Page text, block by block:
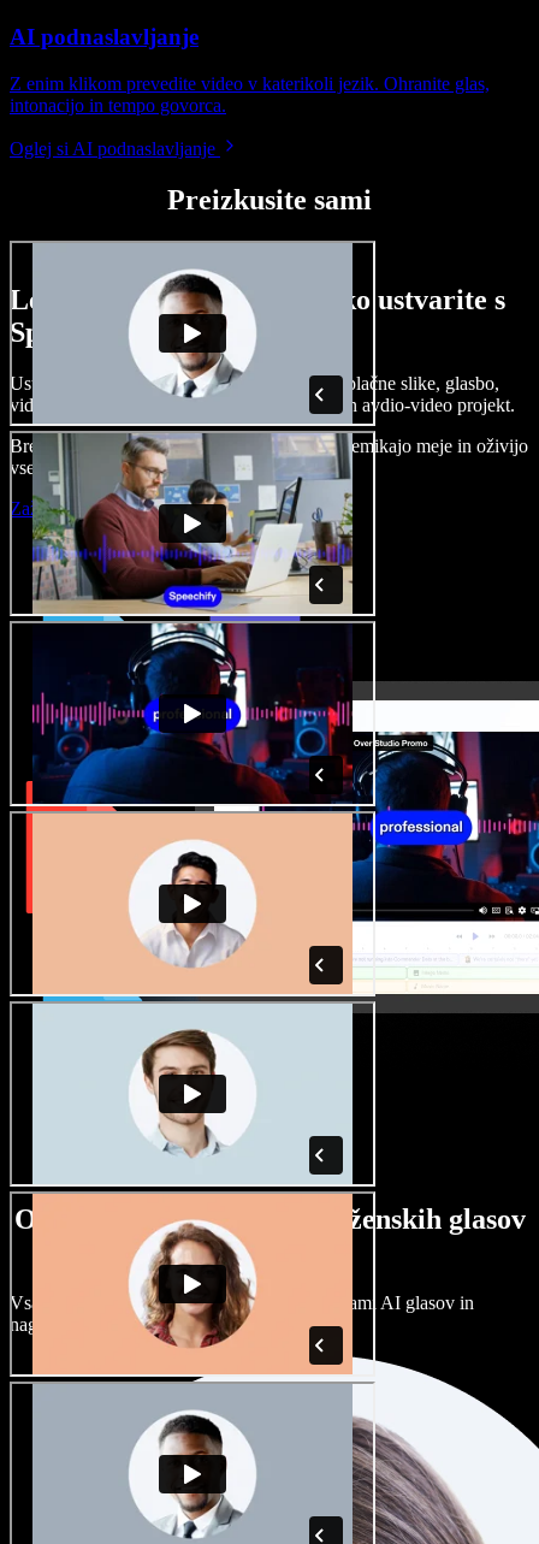
AI podnaslavljanje
Z enim klikom prevedite video v katerikoli jezik. Ohranite glas,
intonacijo in tempo govorca.
Oglej si AI podnaslavljanje
Preizkusite sami
Le nekaj primerov, kaj lahko ustvarite s
Speechify Studio.
Ustvarjajte govorne posnetke, dodajajte brezplačne slike, glasbo,
videe, klonirajte svoj glas in pripravite celoten avdio-video projekt.
Brez učenja in kar iz brskalnika ustvarjalci premikajo meje in oživijo
vse ideje.
Zaženi Studio
Ogromna izbira moških in ženskih glasov
ter naglasov
Vsak projekt je unikaten. Izbirajte med stotinami AI glasov in
naglasov ter jih prilagodite po svoje.